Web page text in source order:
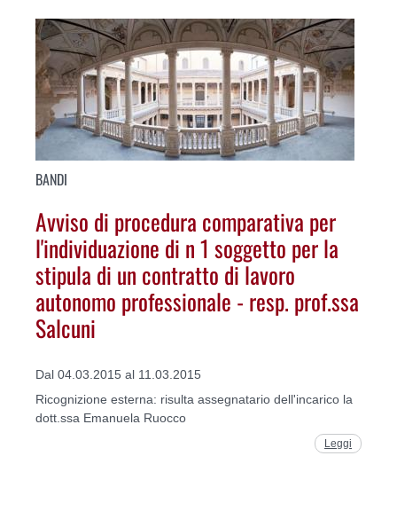
BANDI
Avviso di procedura comparativa per
l'individuazione di n 1 soggetto per la
stipula di un contratto di lavoro
autonomo professionale - resp. prof.ssa
Salcuni
Dal 04.03.2015 al 11.03.2015
Ricognizione esterna: risulta assegnatario dell'incarico la
dott.ssa Emanuela Ruocco
Leggi